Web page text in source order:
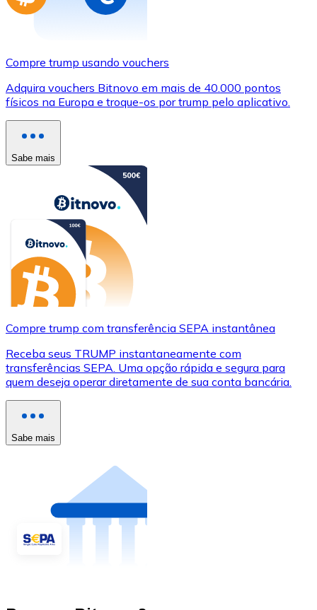
Compre trump usando vouchers
Adquira vouchers Bitnovo em mais de 40.000 pontos
físicos na Europa e troque-os por trump pelo aplicativo.
Sabe mais
Compre trump com transferência SEPA instantânea
Receba seus TRUMP instantaneamente com
transferências SEPA. Uma opção rápida e segura para
quem deseja operar diretamente de sua conta bancária.
Sabe mais